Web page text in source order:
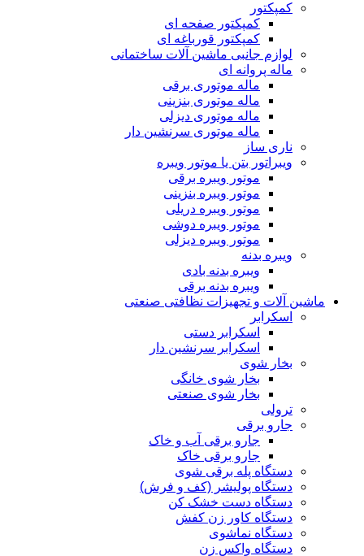
کمپکتور
کمپکتور صفحه ای
کمپکتور قورباغه ای
لوازم جانبی ماشین آلات ساختمانی
ماله پروانه ای
ماله موتوری برقی
ماله موتوری بنزینی
ماله موتوری دیزلی
ماله موتوری سرنشین دار
ناری ساز
ویبراتور بتن یا موتور ویبره
موتور ویبره برقی
موتور ویبره بنزینی
موتور ویبره دریلی
موتور ویبره دوشی
موتور ویبره دیزلی
ویبره بدنه
ویبره بدنه بادی
ویبره بدنه برقی
ماشین آلات و تجهیزات نظافتی صنعتی
اسکرابر
اسکرابر دستی
اسکرابر سرنشین دار
بخار شوی
بخار شوی خانگی
بخار شوی صنعتی
ترولی
جارو برقی
جارو برقی آب و خاک
جارو برقی خاک
دستگاه پله برقی شوی
دستگاه پولیشر (کف و فرش)
دستگاه دست خشک کن
دستگاه کاور زن کفش
دستگاه نماشوی
دستگاه واکس زن